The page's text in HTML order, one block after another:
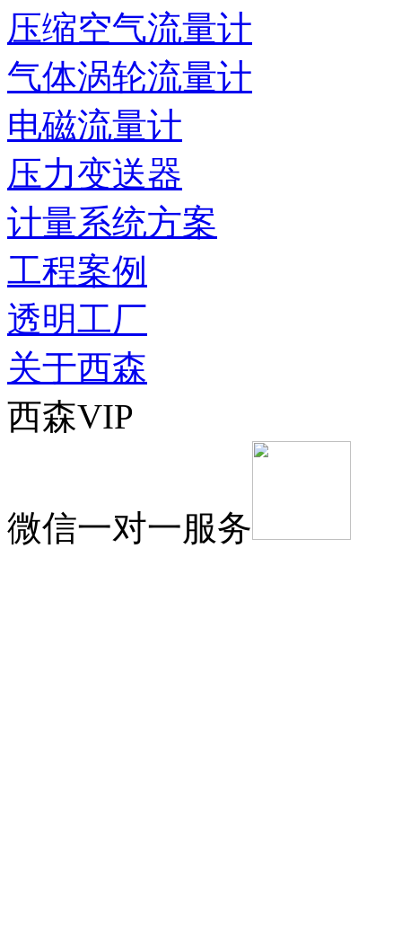
压缩空气流量计
气体涡轮流量计
电磁流量计
压力变送器
计量系统方案
工程案例
透明工厂
关于西森
西森VIP
微信一对一服务